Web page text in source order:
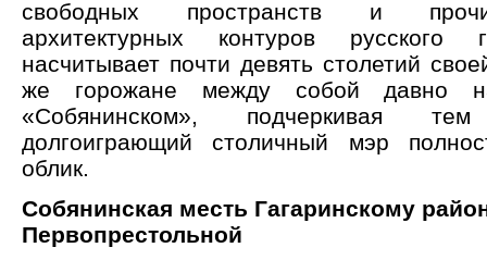
свободных пространств и
архитектурных контуров русского
насчитывает почти девять столетий
же горожане между собой давно
«Собянинском», подчеркивая
долгоиграющий столичный мэр
облик.
Собянинская месть Гагаринскому
Первопрестольной